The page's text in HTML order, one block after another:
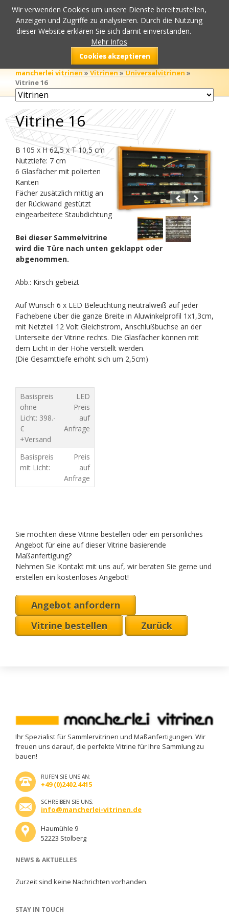
Navigation
überspringen
mancherlei vitrinen»Vitrinen»Universalvitrinen »
Vitrine 16
Vitrine 16
B 105 x H 62,5 x T 10,5 cm
Nutztiefe: 7 cm
6 Glasfächer mit polierten
Kanten
Fächer zusätzlich mittig an
der Rückwand gestützt
eingearbeitete Staubdichtung
Bei dieser Sammelvitrine
wird die Türe nach unten geklappt oder
abgenommen.
Abb.: Kirsch gebeizt
Auf Wunsch 6 x LED Beleuchtung neutralweiß auf jeder
Fachebene über die ganze Breite in Aluwinkelprofil 1x1,3cm,
mit Netzteil 12 Volt Gleichstrom, Anschlußbuchse an der
Unterseite der Vitrine rechts. Die Glasfächer können mit
dem Licht in der Höhe verstellt werden.
(Die Gesamttiefe erhöht sich um 2,5cm)
Basispreis
ohne
Licht: 398.-
€
+Versand
LED
Preis
auf
Anfrage
Basispreis
mit Licht:
Preis
auf
Anfrage
Sie möchten diese Vitrine bestellen oder ein persönliches
Angebot für eine auf dieser Vitrine basierende
Maßanfertigung?
Nehmen Sie Kontakt mit uns auf, wir beraten Sie gerne und
erstellen ein kostenloses Angebot!
Angebot anfordern
Vitrine bestellen
Zurück
Ihr Spezialist für Sammlervitrinen und Maßanfertigungen. Wir
freuen uns darauf, die perfekte Vitrine für Ihre Sammlung zu
bauen!
RUFEN SIE UNS AN:
+49 (0)2402 4415
SCHREIBEN SIE UNS:
info@mancherlei-vitrinen.de
Haumühle 9
52223 Stolberg
NEWS & AKTUELLES
Zurzeit sind keine Nachrichten vorhanden.
STAY IN TOUCH
Wir verwenden Cookies um unsere Dienste bereitzustellen,
Anzeigen und Zugriffe zu analysieren. Durch die Nutzung
dieser Website erklären Sie sich damit einverstanden.
Mehr Infos
Cookies akzeptieren